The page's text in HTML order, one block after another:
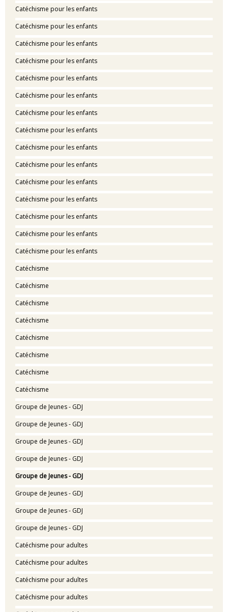
Catéchisme pour les enfants
Catéchisme pour les enfants
Catéchisme pour les enfants
Catéchisme pour les enfants
Catéchisme pour les enfants
Catéchisme pour les enfants
Catéchisme pour les enfants
Catéchisme pour les enfants
Catéchisme pour les enfants
Catéchisme pour les enfants
Catéchisme pour les enfants
Catéchisme pour les enfants
Catéchisme pour les enfants
Catéchisme pour les enfants
Catéchisme pour les enfants
Catéchisme
Catéchisme
Catéchisme
Catéchisme
Catéchisme
Catéchisme
Catéchisme
Catéchisme
Groupe de Jeunes - GDJ
Groupe de Jeunes - GDJ
Groupe de Jeunes - GDJ
Groupe de Jeunes - GDJ
Groupe de Jeunes - GDJ
Groupe de Jeunes - GDJ
Groupe de Jeunes - GDJ
Groupe de Jeunes - GDJ
Catéchisme pour adultes
Catéchisme pour adultes
Catéchisme pour adultes
Catéchisme pour adultes